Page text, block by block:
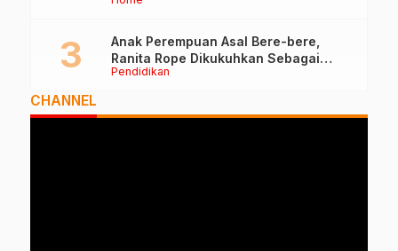
Pendidikan
Anak Perempuan Asal Bere-bere,
Ranita Rope Dikukuhkan Sebagai
Guru Besar dan Rektor Ummu
CHANNEL